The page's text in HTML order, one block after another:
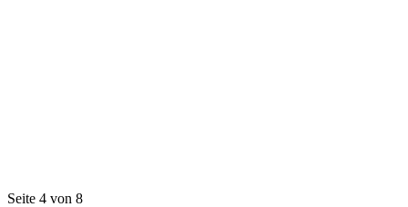
Seite 4 von 8